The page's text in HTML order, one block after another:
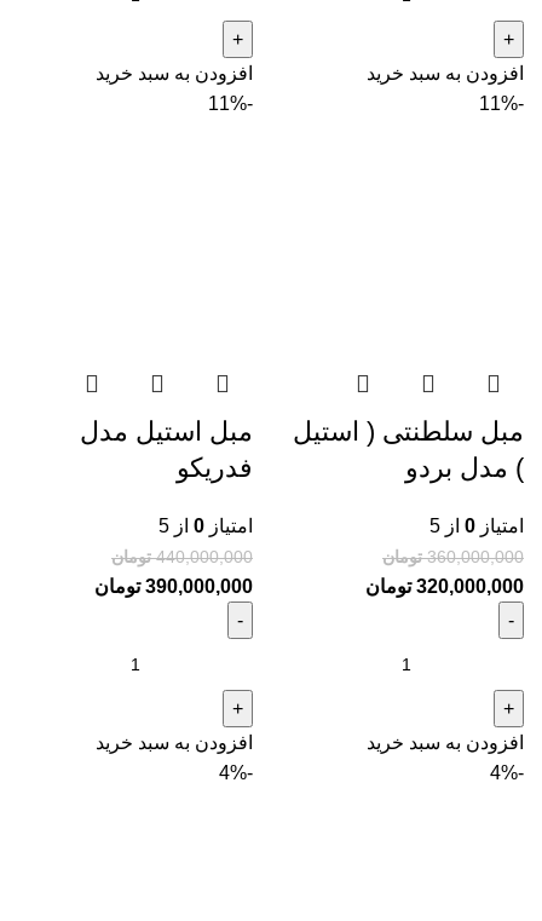
افزودن به سبد خرید
افزودن به سبد خرید
-11%
مبل سلطنتی ( استیل
) مدل بردو
امتیاز 0 از 5
360,000,000 تومان
320,000,000 تومان
افزودن به سبد خرید
-11%
مبل استیل مدل
فدریکو
امتیاز 0 از 5
440,000,000 تومان
390,000,000 تومان
افزودن به سبد خرید
-4%
-4%